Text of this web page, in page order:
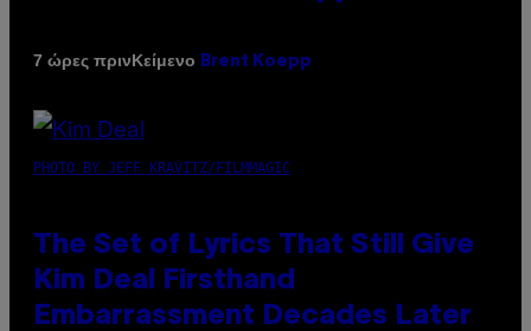
7 ώρες πρινΚείμενο Brent Koepp
PHOTO BY JEFF KRAVITZ/FILMMAGIC
The Set of Lyrics That Still Give
Kim Deal Firsthand
Embarrassment Decades Later